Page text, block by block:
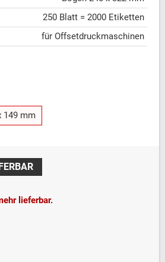
250 Blatt = 2000 Etiketten
für Offsetdruckmaschinen
149 mm
lieferbar.